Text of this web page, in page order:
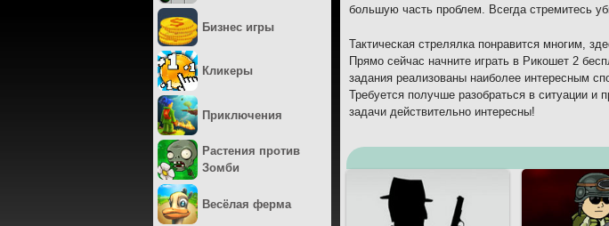
большую часть проблем. Всегда стремитесь
Тактическая стрелялка понравится многим,
Прямо сейчас начните играть в Рикошет 2
задания реализованы наиболее интересным
Требуется получше разобраться в ситуации и
задачи действительно интересны!
Бизнес игры
Кликеры
Приключения
Растения против
Зомби
Весёлая ферма